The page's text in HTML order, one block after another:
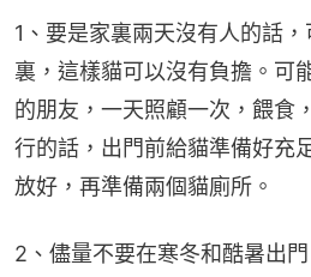
1、要是家裏兩天沒有人的話
裏，這樣貓可以沒有負擔。可
的朋友，一天照顧一次，餵食
行的話，出門前給貓準備好充
放好，再準備兩個貓廁所。
2、儘量不要在寒冬和酷暑出